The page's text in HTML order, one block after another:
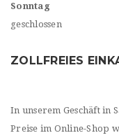
Sonntag
geschlossen
ZOLLFREIES
In unserem Geschäft in
Preise im Online-Shop